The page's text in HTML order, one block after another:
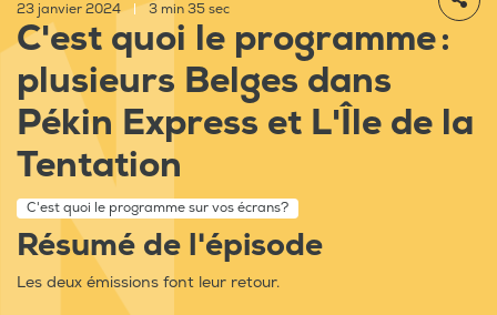
23 janvier 2024 | 3 min 35 sec
C'est quoi le programme :
plusieurs Belges dans
Pékin Express et L'Île de la
Tentation
C'est quoi le programme sur vos écrans?
Résumé de l'épisode
Les deux émissions font leur retour.